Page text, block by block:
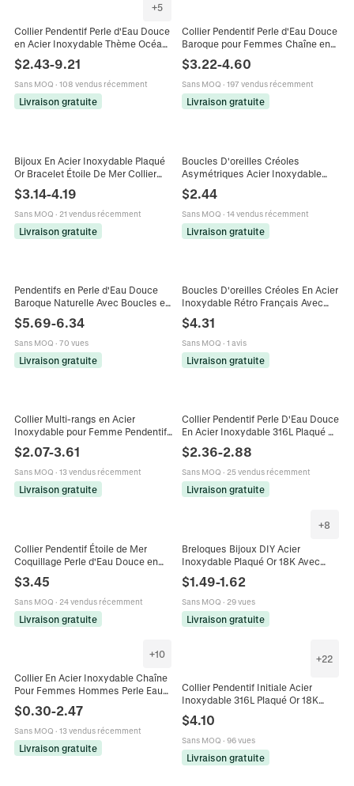
+5
Collier Pendentif Perle d'Eau Douce
en Acier Inoxydable Thème Océan
Or Tortue de Mer Conque
Hippocampe Bijoux pour Femmes
$2.43-9.21
Sans MOQ · 108 vendus récemment
Livraison gratuite
Collier Pendentif Perle d'Eau Douce
Baroque pour Femmes Chaîne en
Acier Inoxydable Fermoir OT Or
Argent Bijoux Cadeau
$3.22-4.60
Sans MOQ · 197 vendus récemment
Livraison gratuite
Bijoux En Acier Inoxydable Plaqué
Or Bracelet Étoile De Mer Collier
Süßwasserperle D'imitation
Femme
$3.14-4.19
Sans MOQ · 21 vendus récemment
Livraison gratuite
Boucles D'oreilles Créoles
Asymétriques Acier Inoxydable
Douce Style Rétro Bohème
$2.44
Sans MOQ · 14 vendus récemment
Livraison gratuite
Pendentifs en Perle d'Eau Douce
Baroque Naturelle Avec Boucles en
Acier Inoxydable Perles Irrégulières
pour Création de Bijoux DIY
$5.69-6.34
Sans MOQ · 70 vues
Livraison gratuite
Boucles D'oreilles Créoles En Acier
Inoxydable Rétro Français Avec
Perle D'eau Douce PVD Plaqué Or
18K Bijoux Élégants Pour Femmes
$4.31
Sans MOQ · 1 avis
Livraison gratuite
Collier Multi-rangs en Acier
Inoxydable pour Femme Pendentif
Cœur Plaqué Or Perle d'Eau Douce
Coquillage Bijoux
$2.07-3.61
Sans MOQ · 13 vendus récemment
Livraison gratuite
Collier Pendentif Perle D'Eau Douce
En Acier Inoxydable 316L Plaqué Or
Chaîne À Perles Bijoux Pour
Femme Élégant
$2.36-2.88
Sans MOQ · 25 vendus récemment
Livraison gratuite
Collier Pendentif Étoile de Mer
Coquillage Perle d'Eau Douce en
Bijoux de Plage pour Femmes
$3.45
Sans MOQ · 24 vendus récemment
Livraison gratuite
+8
Breloques Bijoux DIY Acier
Inoxydable Plaqué Or 18K Avec
Coquillage Étoile De Mer Piment
Pendentifs
$1.49-1.62
Sans MOQ · 29 vues
Livraison gratuite
+10
Collier En Acier Inoxydable Chaîne
Pour Femmes Hommes Perle Eau
Douce Serpent Corde Coeur
Couleur Or Argent Polyvalent
$0.30-2.47
Sans MOQ · 13 vendus récemment
Livraison gratuite
+22
Collier Pendentif Initiale Acier
Inoxydable 316L Plaqué Or 18K
Chaîne Serpent Plate Cœur Perle
Eau Douce Pour Femmes
$4.10
Sans MOQ · 96 vues
Livraison gratuite